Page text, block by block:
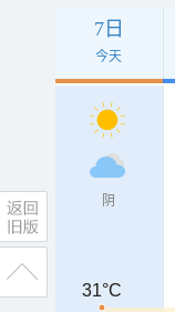
7日
今天
阴
31°C
31°C